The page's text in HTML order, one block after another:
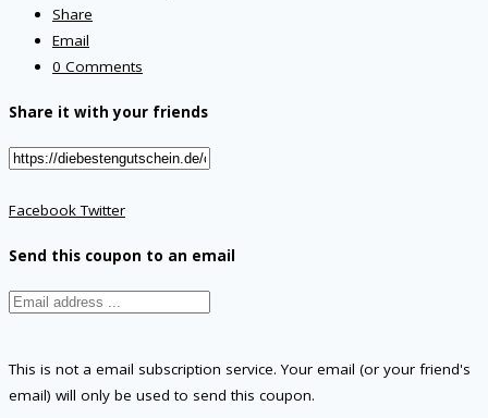
Share
Email
0 Comments
Share it with your friends
FacebookTwitter
Send this coupon to an email
This is not a email subscription service. Your email (or your friend's
email) will only be used to send this coupon.